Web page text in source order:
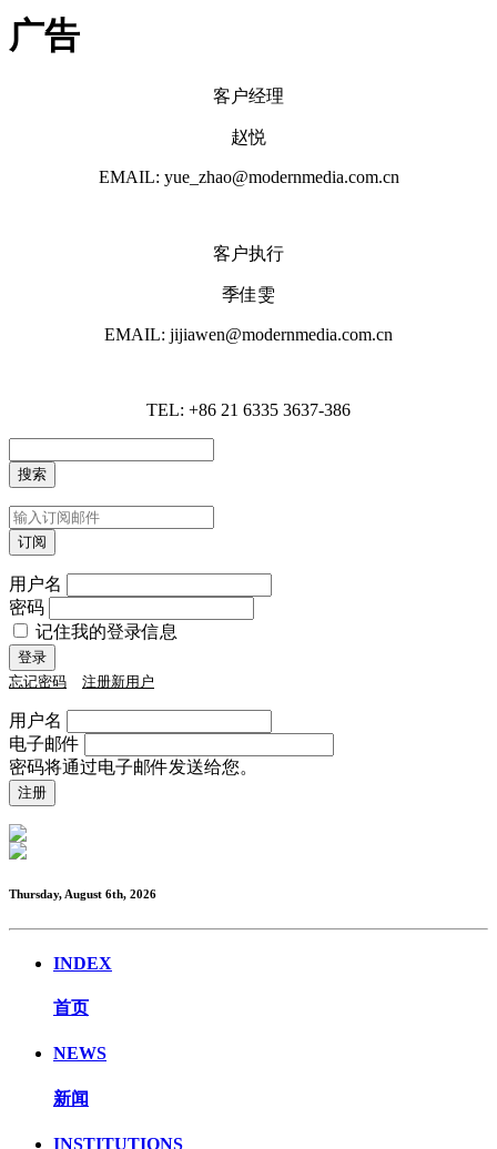
广告
客户经理
赵悦
EMAIL: yue_zhao@modernmedia.com.cn
客户执行
季佳雯
EMAIL: jijiawen@modernmedia.com.cn
TEL: +86 21 6335 3637-386
用户名
密码
记住我的登录信息
忘记密码 注册新用户
用户名
电子邮件
密码将通过电子邮件发送给您。
Thursday, August 6th, 2026
INDEX
首页
NEWS
新闻
INSTITUTIONS